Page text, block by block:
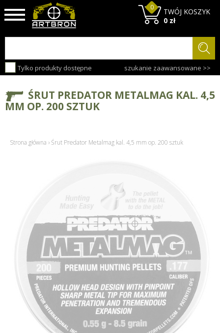
Tylko produkty dostępne szukanie zaawansowane >>
TWÓJ KOSZYK
0
0 zł
ŚRUT PREDATOR METALMAG KAL. 4,5
MM OP. 200 SZTUK
Strona główna › Śrut Predator Metalmag kal. 4,5 mm op. 200 sztuk